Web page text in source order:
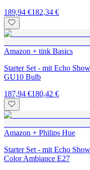
189,94 €182,34 €
Amazon + tink Basics
Starter Set - mit Echo
GU10 Bulb
187,94 €180,42 €
Amazon + Philips Hue
Starter Set - mit Echo
Color Ambiance E27